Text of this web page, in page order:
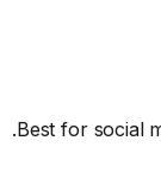
Best for social